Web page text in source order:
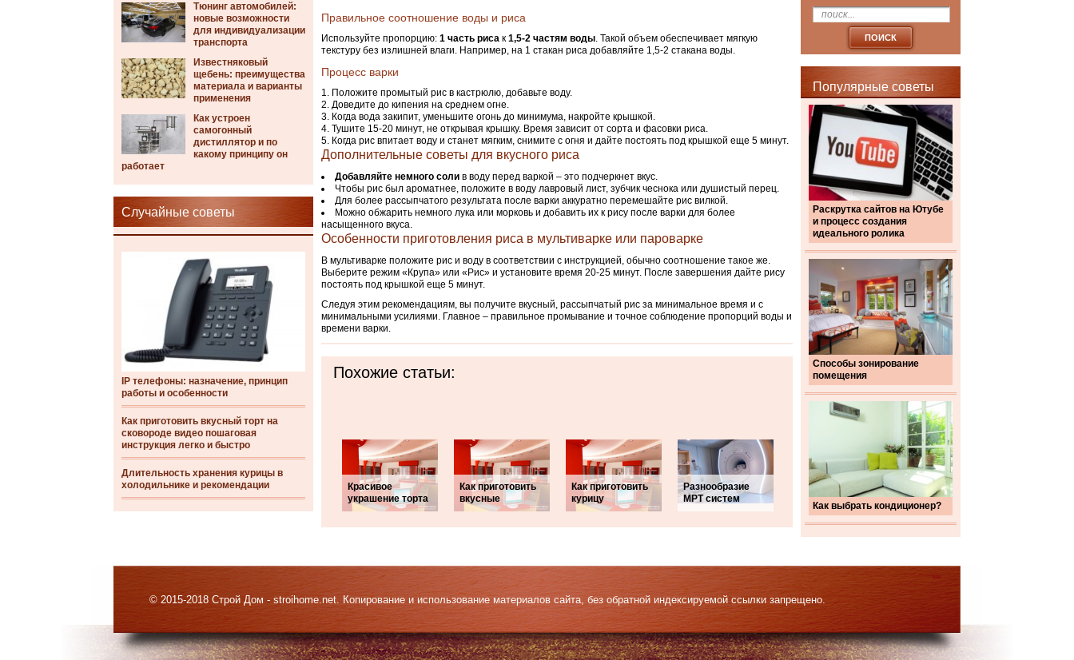
Тюнинг автомобилей:
новые возможности
для индивидуализации
транспорта
Известняковый
щебень: преимущества
материала и варианты
применения
Как устроен
самогонный
дистиллятор и по
какому принципу он
работает
Случайные советы
IP телефоны: назначение, принцип
работы и особенности
Как приготовить вкусный торт на
сковороде видео пошаговая
инструкция легко и быстро
Длительность хранения курицы в
холодильнике и рекомендации
Популярные советы
Раскрутка сайтов на Ютубе
и процесс создания
идеального ролика
Способы зонирование
помещения
Как выбрать кондиционер?
Правильное соотношение воды и риса
Используйте пропорцию: 1 часть риса к 1,5-2 частям воды. Такой объем обеспечивает мягкую
текстуру без излишней влаги. Например, на 1 стакан риса добавляйте 1,5-2 стакана воды.
Процесс варки
Положите промытый рис в кастрюлю, добавьте воду.
Доведите до кипения на среднем огне.
Когда вода закипит, уменьшите огонь до минимума, накройте крышкой.
Тушите 15-20 минут, не открывая крышку. Время зависит от сорта и фасовки риса.
Когда рис впитает воду и станет мягким, снимите с огня и дайте постоять под крышкой еще 5 минут.
Дополнительные советы для вкусного риса
Добавляйте немного соли в воду перед варкой – это подчеркнет вкус.
Чтобы рис был ароматнее, положите в воду лавровый лист, зубчик чеснока или душистый перец.
Для более рассыпчатого результата после варки аккуратно перемешайте рис вилкой.
Можно обжарить немного лука или морковь и добавить их к рису после варки для более
насыщенного вкуса.
Особенности приготовления риса в мультиварке или пароварке
В мультиварке положите рис и воду в соответствии с инструкцией, обычно соотношение такое же.
Выберите режим «Крупа» или «Рис» и установите время 20-25 минут. После завершения дайте рису
постоять под крышкой еще 5 минут.
Следуя этим рекомендациям, вы получите вкусный, рассыпчатый рис за минимальное время и с
минимальными усилиями. Главное – правильное промывание и точное соблюдение пропорций воды и
времени варки.
Похожие статьи:
Красивое
украшение торта
Как приготовить
вкусные
Как приготовить
курицу
Разнообразие
МРТ систем
© 2015-2018 Строй Дом - stroihome.net. Копирование и использование материалов сайта, без обратной индексируемой ссылки запрещено.